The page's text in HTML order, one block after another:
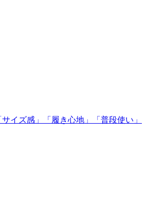
イズ感」「履き心地」「普段使い」